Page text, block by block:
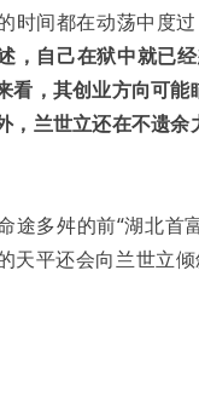
时间都在动荡中度
，自己在狱中就已
看，其创业方向可
，兰世立还在不遗
途多舛的前“湖北首
天平还会向兰世立倾